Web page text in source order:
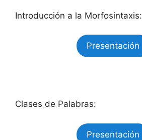
Introducción a la Morfosintaxis:
Presentación
Clases de Palabras:
Presentación